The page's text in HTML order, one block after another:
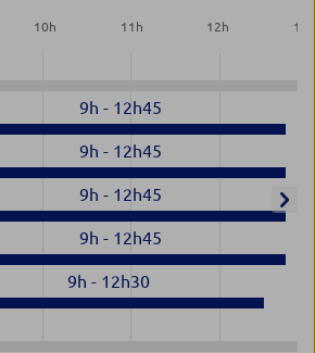
10h 11 h 12h 13
9h - 12h45
9h - 12h45
9h - 12h45
9h - 12h45
9h - 12h30